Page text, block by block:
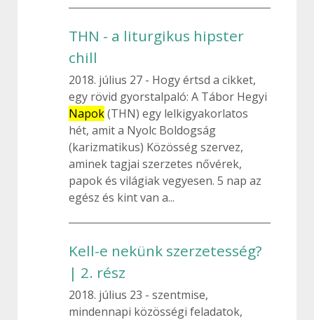
THN - a liturgikus hipster
chill
2018. július 27
Hogy értsd a cikket,
egy rövid gyorstalpaló: A Tábor Hegyi
Napok(THN) egy lelkigyakorlatos
hét, amit a Nyolc Boldogság
(karizmatikus) Közösség szervez,
aminek tagjai szerzetes nővérek,
papok és világiak vegyesen. 5 nap az
egész és kint van a...
Kell-e nekünk szerzetesség?
| 2. rész
2018. július 23
szentmise,
mindennapi közösségi feladatok,